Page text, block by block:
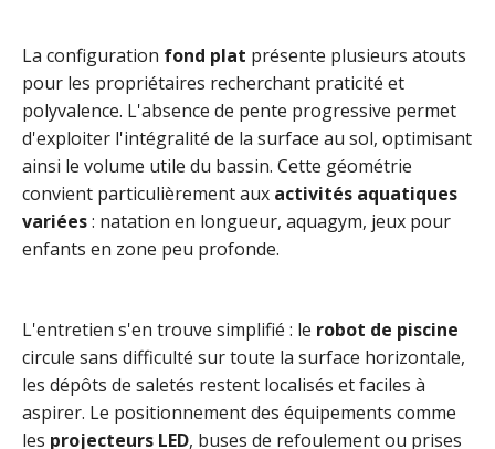
La configuration fond plat présente plusieurs atouts
pour les propriétaires recherchant praticité et
polyvalence. L'absence de pente progressive permet
d'exploiter l'intégralité de la surface au sol, optimisant
ainsi le volume utile du bassin. Cette géométrie
convient particulièrement aux activités aquatiques
variées: natation en longueur, aquagym, jeux pour
enfants en zone peu profonde.
L'entretien s'en trouve simplifié : le robot de piscine
circule sans difficulté sur toute la surface horizontale,
les dépôts de saletés restent localisés et faciles à
aspirer. Le positionnement des équipements comme
les projecteurs LED, buses de refoulement ou prises